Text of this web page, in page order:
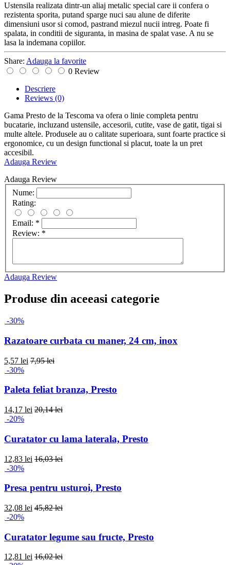
Ustensila realizata dintr-un aliaj metalic special care ii confera o
rezistenta sporita, putand sparge nuci sau alune de diferite
dimensiuni usor si comod, pastrand miezul nucii intreg. Poate fi
spalata, in conditii de siguranta, in masina de spalat vase. A nu se
lasa la indemana copiilor.
Share: Adauga la favorite
0 Review
Descriere
Reviews (0)
Gama Presto de la Tescoma va ofera o linie completa pentru
bucatarie, incluzand ustensile, accesorii, cutite, vase de gatit, tigai si
multe altele. Produsele au o calitate superioara, sunt foarte practice si
ergonomice, cu un design functional si placut, toate la un pret
accesibil.
Adauga Review
Adauga Review
Nume:
Rating:
Email: *
Review: *
Adauga Review
Produse din aceeasi categorie
-30%
Razatoare curbata cu maner, 24 cm, inox
5,57 lei 7,95 lei
-30%
Paleta feliat branza, Presto
14,17 lei 20,14 lei
-20%
Curatator cu lama laterala, Presto
12,83 lei 16,03 lei
-30%
Presa pentru usturoi, Presto
32,08 lei 45,82 lei
-20%
Curatator legume sau fructe, Presto
12,81 lei 16,02 lei